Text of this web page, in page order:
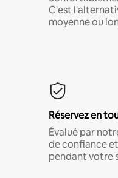
C'est
moyenne ou
Réservez en
Évalué par
de confiance
pendant votre